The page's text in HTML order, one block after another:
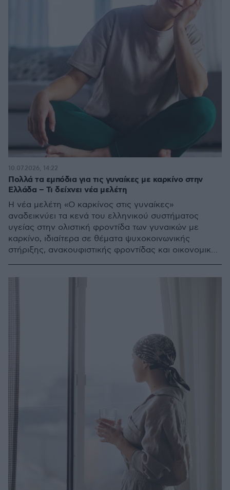
Πολλά τα εμπόδια για τις γυναίκες με καρκίνο στην
Ελλάδα – Τι δείχνει νέα μελέτη
Η νέα μελέτη «Ο καρκίνος στις γυναίκες»
αναδεικνύει τα κενά του ελληνικού συστήματος
υγείας στην ολιστική φροντίδα των γυναικών με
καρκίνο, ιδιαίτερα σε θέματα ψυχοκοινωνικής
στήριξης, ανακουφιστικής φροντίδας και οικονομικής
10.07.2026, 14:22